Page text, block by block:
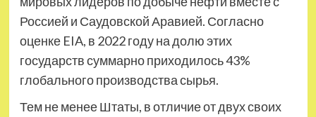
Россией и Саудовской Аравией. Согласно
оценке EIA, в 2022 году на долю этих
государств суммарно приходилось 43%
глобального производства сырья.
Тем не менее Штаты, в отличие от двух своих